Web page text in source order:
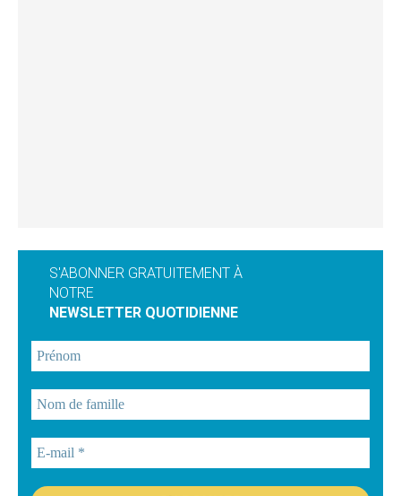
S'ABONNER GRATUITEMENT À
NOTRE
NEWSLETTER QUOTIDIENNE